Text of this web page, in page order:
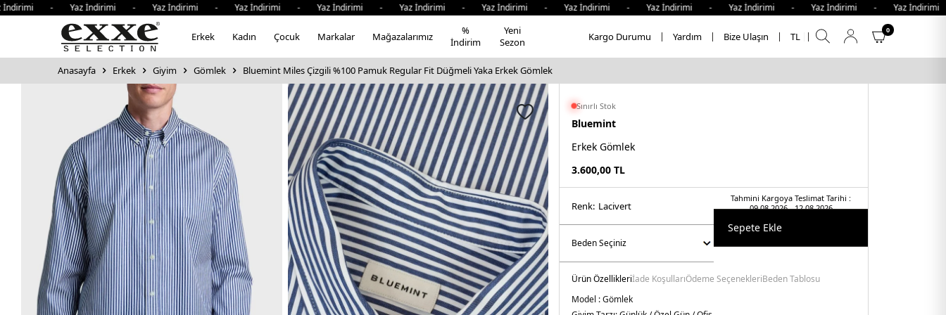
- Yaz İndirimi - Yaz İndirimi - Yaz İndirimi - Yaz İndirimi - Yaz İndirimi - Yaz İndirimi - Yaz İndirimi - Yaz İndirimi - Yaz İndirimi - Yaz İndirimi - Yaz
Erkek Kadın Çocuk Markalar Mağazalarımız
%
İndirim
Yeni
Sezon
Kargo Durumu Yardım Bize Ulaşın TL
0
Anasayfa Erkek Giyim Gömlek Bluemint Miles Çizgili %100 Pamuk Regular Fit Düğmeli Yaka Erkek Gömlek
Sınırlı Stok
Bluemint
Erkek Gömlek
3.600,00 TL
Tahmini Kargoya Teslimat Tarihi :
09.08.2026 - 12.08.2026
Renk: laci̇vert
Sepete Ekle
Ürün Özellikleriİade KoşullarıÖdeme SeçenekleriBeden Tablosu
Model :Gömlek